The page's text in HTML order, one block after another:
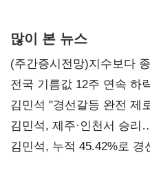
많이 본 뉴스
(주간증시전망)지수보다
전국 기름값 12주 연속 하
김민석 "경선갈등 완전 제
사과부터"
김민석, 제주·인천서 승리
탈환'(종합)
김민석, 누적 45.42%로